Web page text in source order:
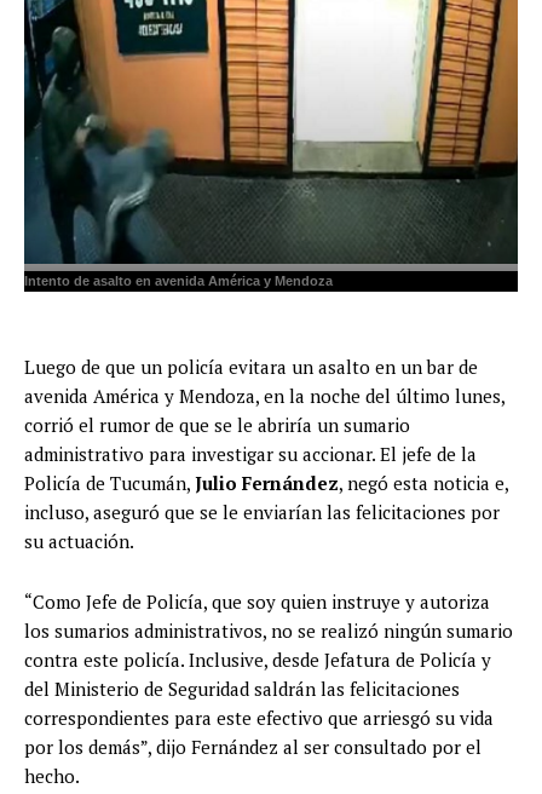
Intento de asalto en avenida América y Mendoza
Luego de que un policía evitara un asalto en un bar de
avenida América y Mendoza, en la noche del último lunes,
corrió el rumor de que se le abriría un sumario
administrativo para investigar su accionar. El jefe de la
Policía de Tucumán, Julio Fernández, negó esta noticia e,
incluso, aseguró que se le enviarían las felicitaciones por
su actuación.
“Como Jefe de Policía, que soy quien instruye y autoriza
los sumarios administrativos, no se realizó ningún sumario
contra este policía. Inclusive, desde Jefatura de Policía y
del Ministerio de Seguridad saldrán las felicitaciones
correspondientes para este efectivo que arriesgó su vida
por los demás”, dijo Fernández al ser consultado por el
hecho.